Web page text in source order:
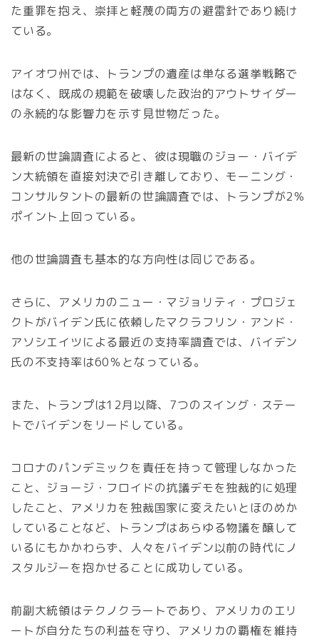
た重罪を抱え、崇拝と軽蔑の両方の避雷針であり続け
ている。
アイオワ州では、トランプの遺産は単なる選挙戦略で
はなく、既成の規範を破壊した政治的アウトサイダー
の永続的な影響力を示す見世物だった。
最新の世論調査によると、彼は現職のジョー・バイデ
ン大統領を直接対決で引き離しており、モーニング・
コンサルタントの最新の世論調査では、トランプが2％
ポイント上回っている。
他の世論調査も基本的な方向性は同じである。
さらに、アメリカのニュー・マジョリティ・プロジェ
クトがバイデン氏に依頼したマクラフリン・アンド・
アソシエイツによる最近の支持率調査では、バイデン
氏の不支持率は60％となっている。
また、トランプは12月以降、7つのスイング・ステー
トでバイデンをリードしている。
コロナのパンデミックを責任を持って管理しなかった
こと、ジョージ・フロイドの抗議デモを独裁的に処理
したこと、アメリカを独裁国家に変えたいとほのめか
していることなど、トランプはあらゆる物議を醸して
いるにもかかわらず、人々をバイデン以前の時代にノ
スタルジーを抱かせることに成功している。
前副大統領はテクノクラートであり、アメリカのエリ
ートが自分たちの利益を守り、アメリカの覇権を維持